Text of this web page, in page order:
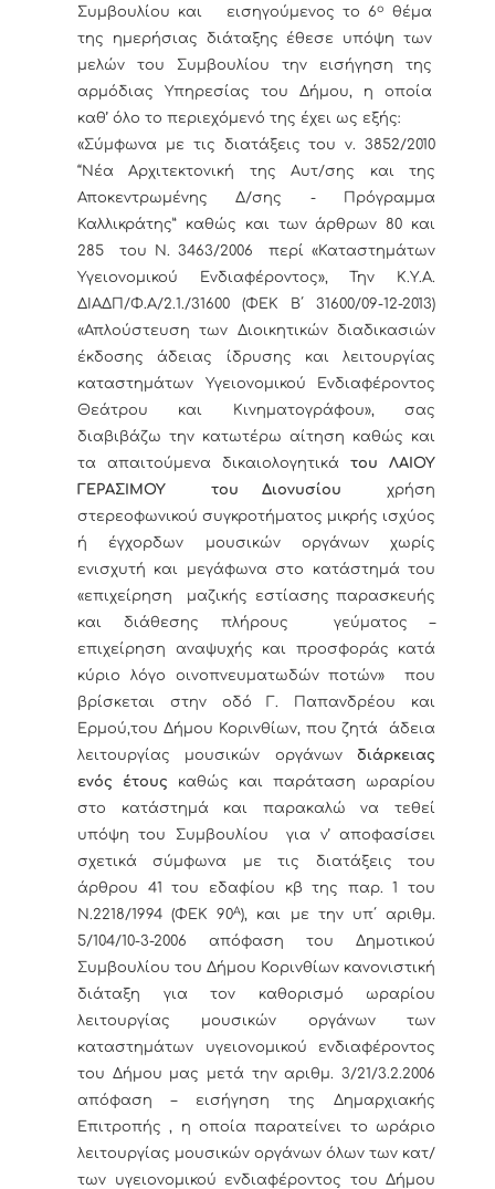
Συμβουλίου και εισηγούμενος το 6ο
θέμα
της ημερήσιας διάταξης έθεσε υπόψη των
μελών του Συμβουλίου την εισήγηση της
αρμόδιας Υπηρεσίας του Δήμου, η οποία
καθ’ όλο το περιεχόμενό της έχει ως εξής:
«Σύμφωνα με τις διατάξεις του ν. 3852/2010
“Νέα Αρχιτεκτονική της Αυτ/σης και της
Αποκεντρωμένης Δ/σης - Πρόγραμμα
Καλλικράτης” καθώς και των άρθρων 80 και
285 του Ν. 3463/2006 περί «Καταστημάτων
Υγειονομικού Ενδιαφέροντος», Την Κ.Υ.Α.
ΔΙΑΔΠ/Φ.Α/2.1./31600 (ΦΕΚ Β΄ 31600/09-12-2013)
«Απλούστευση των Διοικητικών διαδικασιών
έκδοσης άδειας ίδρυσης και λειτουργίας
καταστημάτων Υγειονομικού Ενδιαφέροντος
Θεάτρου και Κινηματογράφου», σας
διαβιβάζω την κατωτέρω αίτηση καθώς και
τα απαιτούμενα δικαιολογητικά του ΛΑΙΟΥ
ΓΕΡΑΣΙΜΟΥ του Διονυσίου χρήση
στερεοφωνικού συγκροτήματος μικρής ισχύος
ή έγχορδων μουσικών οργάνων χωρίς
ενισχυτή και μεγάφωνα στο κατάστημά του
«επιχείρηση μαζικής εστίασης παρασκευής
και διάθεσης πλήρους γεύματος –
επιχείρηση αναψυχής και προσφοράς κατά
κύριο λόγο οινοπνευματωδών ποτών» που
βρίσκεται στην οδό Γ. Παπανδρέου και
Ερμού,του Δήμου Κορινθίων, που ζητά άδεια
λειτουργίας μουσικών οργάνων διάρκειας
ενός έτους καθώς και παράταση ωραρίου
στο κατάστημά και παρακαλώ να τεθεί
υπόψη του Συμβουλίου για ν’ αποφασίσει
σχετικά σύμφωνα με τις διατάξεις του
άρθρου 41 του εδαφίου κβ της παρ. 1 του
Ν.2218/1994 (ΦΕΚ 90Α), και με την υπ΄ αριθμ.
5/104/10-3-2006 απόφαση του Δημοτικού
Συμβουλίου του Δήμου Κορινθίων κανονιστική
διάταξη για τον καθορισμό ωραρίου
λειτουργίας μουσικών οργάνων των
καταστημάτων υγειονομικού ενδιαφέροντος
του Δήμου μας μετά την αριθμ. 3/21/3.2.2006
απόφαση – εισήγηση της Δημαρχιακής
Επιτροπής , η οποία παρατείνει το ωράριο
λειτουργίας μουσικών οργάνων όλων των κατ/
των υγειονομικού ενδιαφέροντος του Δήμου